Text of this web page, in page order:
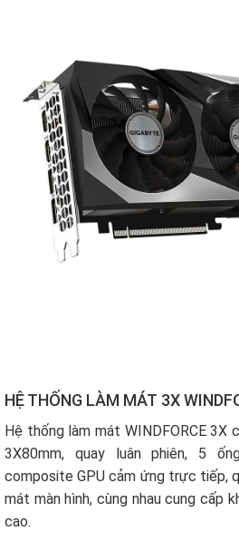
HỆ THỐNG LÀM MÁT 3X
Hệ thống làm mát WINDFORCE
3X80mm, quay luân phiên, 5
composite GPU cảm ứng trực tiếp,
mát màn hình, cùng nhau cung cấp
cao.